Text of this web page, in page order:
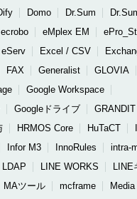
Domo Dr.Sum
ecrobo eMplex EM
eServ Excel / CSV
FAX Generalist
GLOVIA
Google Workspace
Googleドライブ
GRANDIT
HRMOS Core HuTaCT
Infor M3 InnoRules intra-
LDAP LINE WORKS
LINE
MAツール mcframe